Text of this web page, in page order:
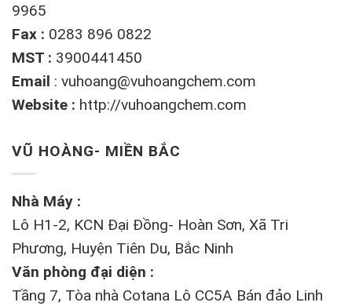
9965
Fax : 0283 896 0822
MST : 3900441450
Email : vuhoang@vuhoangchem.com
Website : http://vuhoangchem.com
VŨ HOÀNG- MIỀN BẮC
Nhà Máy :
Lô H1-2, KCN Đại Đồng- Hoàn Sơn, Xã Tri
Phương, Huyện Tiên Du, Bắc Ninh
Văn phòng đại diện :
Tầng 7, Tòa nhà Cotana Lô CC5A Bán đảo Linh